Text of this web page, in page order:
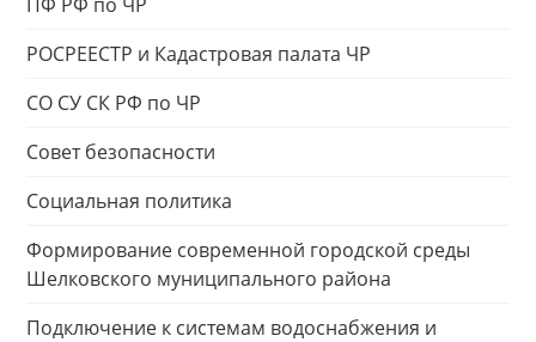
РОСРЕЕСТР и Кадастровая палата ЧР
СО СУ СК РФ по ЧР
Совет безопасности
Социальная политика
Формирование современной городской среды
Шелковского муниципального района
Подключение к системам водоснабжения и